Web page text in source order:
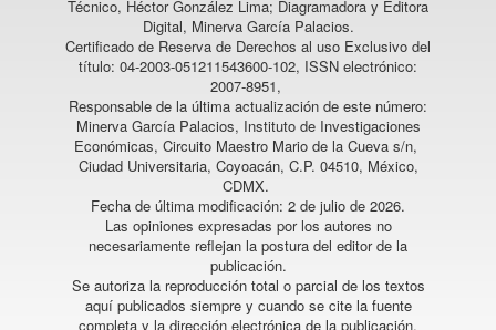
Técnico, Héctor González Lima; Diagramadora y Editora
Digital, Minerva García Palacios.
Certificado de Reserva de Derechos al uso Exclusivo del
título: 04-2003-051211543600-102, ISSN electrónico:
2007-8951,
Responsable de la última actualización de este número:
Minerva García Palacios, Instituto de Investigaciones
Económicas, Circuito Maestro Mario de la Cueva s/n,
Ciudad Universitaria, Coyoacán, C.P. 04510, México,
CDMX.
Fecha de última modificación: 2 de julio de 2026.
Las opiniones expresadas por los autores no
necesariamente reflejan la postura del editor de la
publicación.
Se autoriza la reproducción total o parcial de los textos
aquí publicados siempre y cuando se cite la fuente
completa y la dirección electrónica de la publicación.